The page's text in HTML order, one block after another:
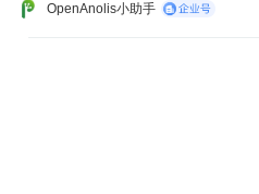
OpenAnolis小助手